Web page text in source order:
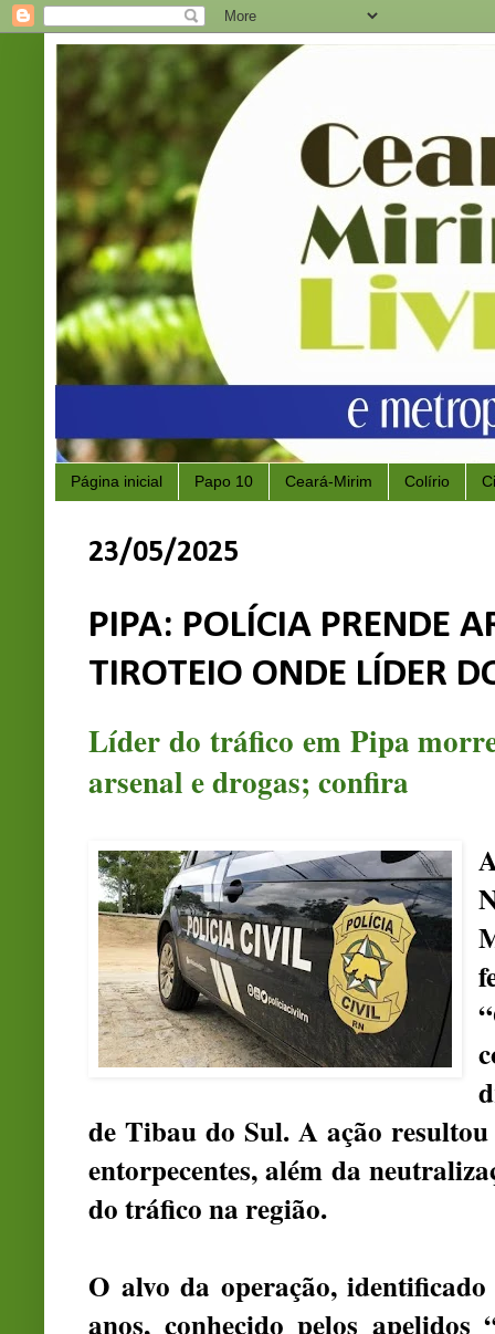
Página inicial Papo 10 Ceará-Mirim Colírio
23/05/2025
PIPA: POLÍCIA PRENDE
TIROTEIO ONDE LÍDER
Líder do tráfico em Pipa
arsenal e drogas; confira
de Tibau do Sul. A ação
entorpecentes, além da
do tráfico na região.
O alvo da operação,
anos, conhecido pelos